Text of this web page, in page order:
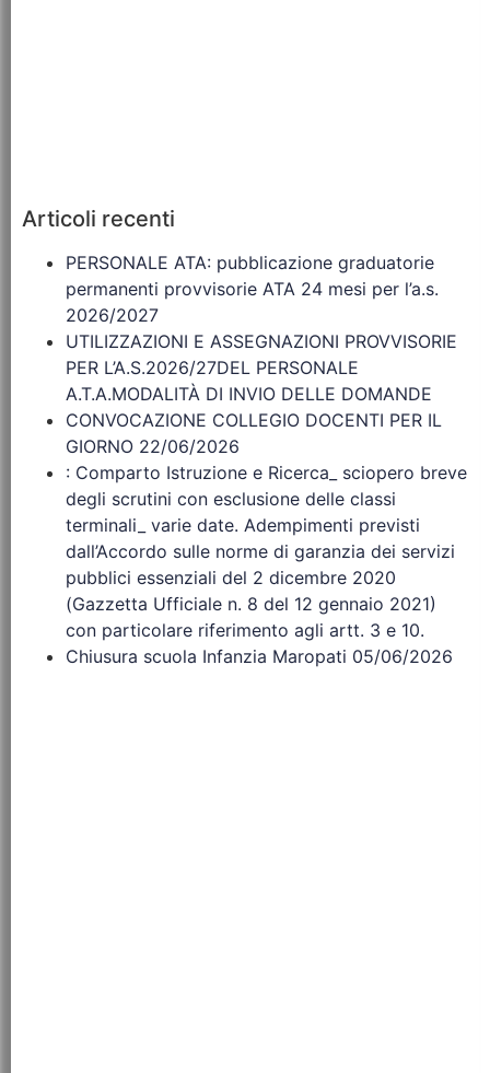
Articoli recenti
PERSONALE ATA: pubblicazione graduatorie
permanenti provvisorie ATA 24 mesi per l’a.s.
2026/2027
UTILIZZAZIONI E ASSEGNAZIONI PROVVISORIE
PER L’A.S.2026/27DEL PERSONALE
A.T.A.MODALITÀ DI INVIO DELLE DOMANDE
CONVOCAZIONE COLLEGIO DOCENTI PER IL
GIORNO 22/06/2026
: Comparto Istruzione e Ricerca_ sciopero breve
degli scrutini con esclusione delle classi
terminali_ varie date. Adempimenti previsti
dall’Accordo sulle norme di garanzia dei servizi
pubblici essenziali del 2 dicembre 2020
(Gazzetta Ufficiale n. 8 del 12 gennaio 2021)
con particolare riferimento agli artt. 3 e 10.
Chiusura scuola Infanzia Maropati 05/06/2026